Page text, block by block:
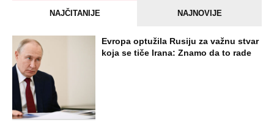
NAJČITANIJE NAJNOVIJE
Evropa optužila Rusiju za važnu stvar
koja se tiče Irana: Znamo da to rade